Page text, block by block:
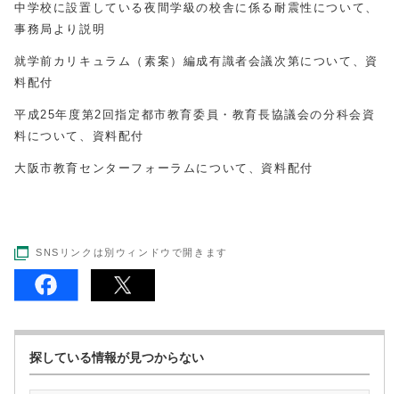
中学校に設置している夜間学級の校舎に係る耐震性について、
事務局より説明
就学前カリキュラム（素案）編成有識者会議次第について、資
料配付
平成25年度第2回指定都市教育委員・教育長協議会の分科会資
料について、資料配付
大阪市教育センターフォーラムについて、資料配付
SNSリンクは別ウィンドウで開きます
探している情報が見つからない